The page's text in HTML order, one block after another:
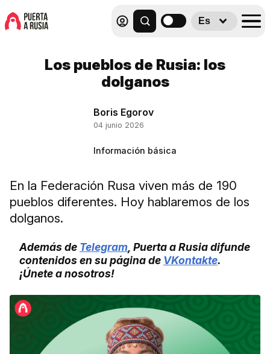
Es
Los pueblos de Rusia: los
dolganos
Boris Egorov
04 junio 2026
Información básica
En la Federación Rusa viven más de 190
pueblos diferentes. Hoy hablaremos de los
dolganos.
Además de Telegram , Puerta a Rusia difunde
contenidos en su página de VKontakte.
¡Únete a nosotros!